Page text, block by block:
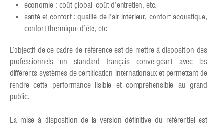
économie : coût global, coût d’entretien, etc.
santé et confort : qualité de l’air intérieur, confort acoustique,
confort thermique d’été, etc.
L’objectif de ce cadre de référence est de mettre à disposition des
professionnels un standard français convergeant avec les
différents systèmes de certification internationaux et permettant de
rendre cette performance lisible et compréhensible au grand
public.
La mise à disposition de la version définitive du référentiel est